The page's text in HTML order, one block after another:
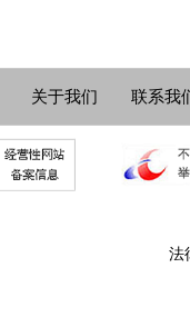
关于我们 联系我
法